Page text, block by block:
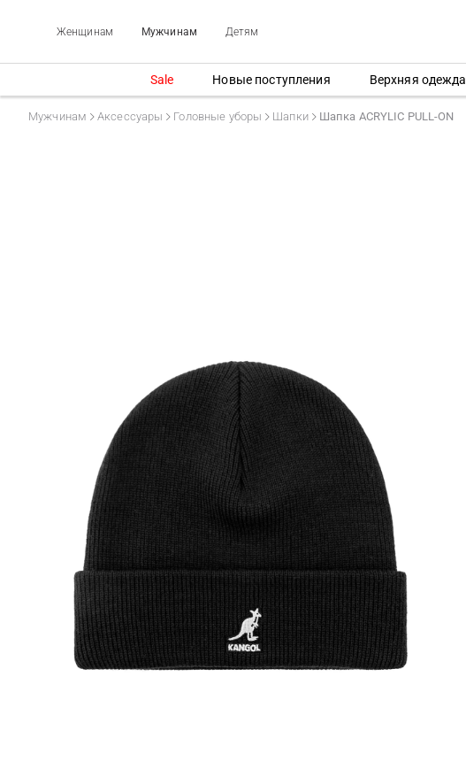
Женщинам Мужчинам Детям
Sale Новые поступления Верхняя одежда
Мужчинам Аксессуары Головные уборы Шапки Шапка ACRYLIC PULL-ON